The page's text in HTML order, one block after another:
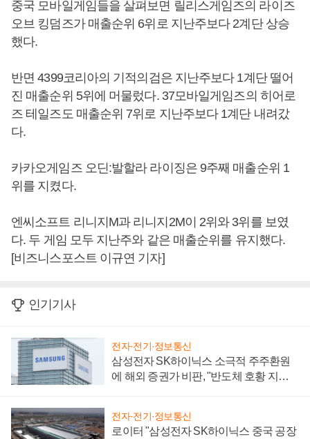
중국 모바일게임들을 살펴보면 릴리스게임즈의 라이즈
오브 킹덤즈가 매출순위 6위로 지난주보다 2계단 상승
했다.
반면 4399코리아의 기적의검은 지난주보다 1계단 떨어
진 매출순위 5위에 머물렀다. 37모바일게임즈의 히어로
즈 테일즈도 매출순위 7위로 지난주보다 1계단 내려갔
다.
카카오게임즈 오딘:발할라 라이징은 9주째 매출순위 1
위를 지켰다.
엔씨소프트 리니지M과 리니지2M이 2위와 3위를 보였
다. 두 게임 모두 지난주와 같은 매출순위를 유지했다.
[비즈니스포스트 이규연 기자]
인기기사
전자·전기·정보통신
삼성전자 SK하이닉스 소극적 주주환원
에 해외 증권가 비판, "반도체 호황 지속
전자·전기·정보통신
로이터 "삼성전자 SK하이닉스 중국 공장